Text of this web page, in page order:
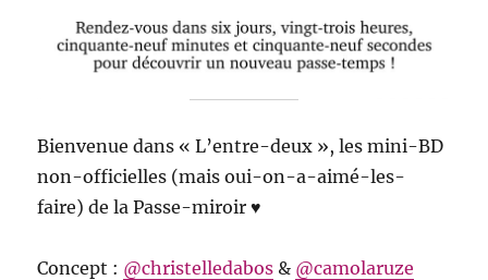
Bienvenue dans « L’entre-deux », les mini-BD
non-officielles (mais oui-on-a-aimé-les-
faire) de la Passe-miroir ♥
Concept : @christelledabos & @camolaruze